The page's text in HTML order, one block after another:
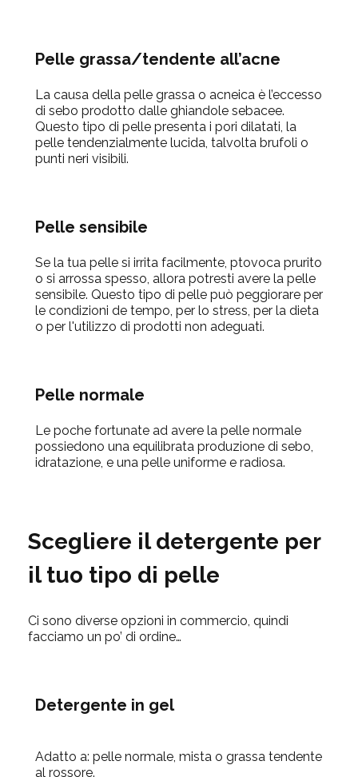
Pelle grassa/tendente all’acne
La causa della pelle grassa o acneica è l’eccesso
di sebo prodotto dalle ghiandole sebacee.
Questo tipo di pelle presenta i pori dilatati, la
pelle tendenzialmente lucida, talvolta brufoli o
punti neri visibili.
Pelle sensibile
Se la tua pelle si irrita facilmente, ptovoca prurito
o si arrossa spesso, allora potresti avere la pelle
sensibile. Questo tipo di pelle può peggiorare per
le condizioni de tempo, per lo stress, per la dieta
o per l'utilizzo di prodotti non adeguati.
Pelle normale
Le poche fortunate ad avere la pelle normale
possiedono una equilibrata produzione di sebo,
idratazione, e una pelle uniforme e radiosa.
Scegliere il detergente per
il tuo tipo di pelle
Ci sono diverse opzioni in commercio, quindi
facciamo un po’ di ordine…
Detergente in gel
Adatto a: pelle normale, mista o grassa tendente
al rossore.